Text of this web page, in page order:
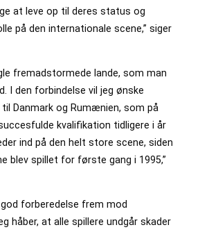
at leve op til deres status og
på den internationale scene,” siger
fremadstormede lande, som man
I den forbindelse vil jeg ønske
Danmark og Rumænien, som på
kvalifikation tidligere i år
ind på den helt store scene, siden
blev spillet for første gang i 1995,”
forberedelse frem mod
håber, at alle spillere undgår skader